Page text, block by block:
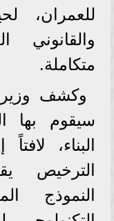
للعمران،
والقانوني
متكاملة.
وكشف وزير
سيقوم بها
البناء،
الترخيص
النموذج